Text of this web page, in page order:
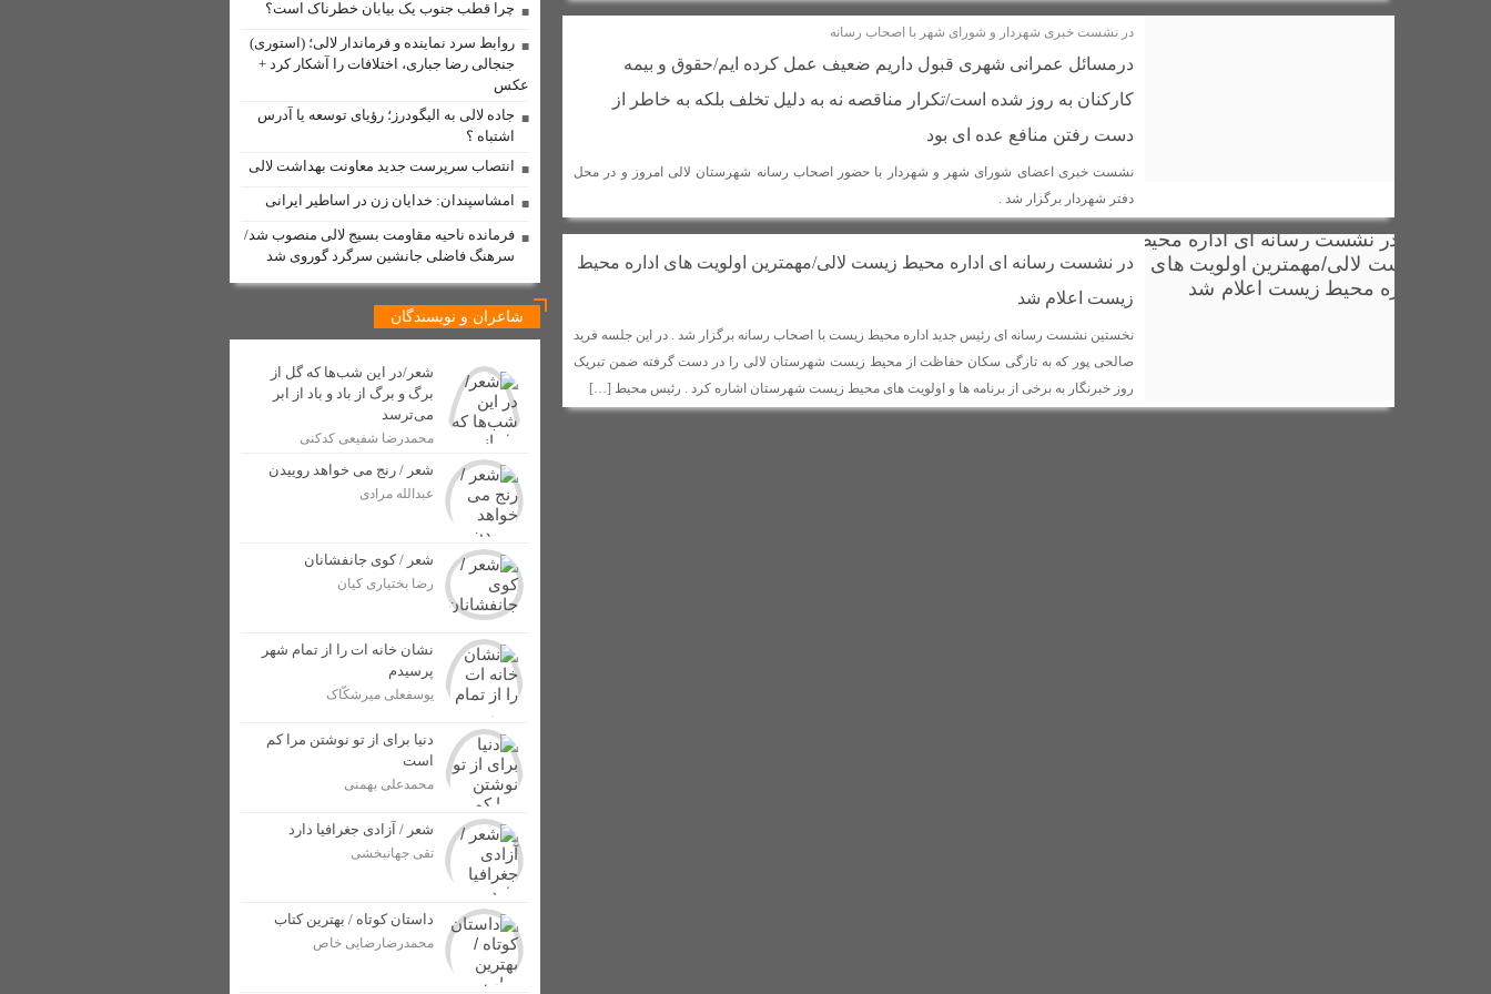
مراسم اهدای اسناد مالکیت منازل مسکونی شهروندان لالی برگزار شد پایان دهه‌ها معضل مالکیت منازل مسکونی؛ گام بزرگ برای سنددار شدن مردم لالی
رضا داوودی به عنوان مدیر جدید شرکت توزیع برق در شهرستان لالی منصوب شد /اعتراض فرماندار به انتصاب بدون هماهنگی
انتصاب فرمانده جدید نیروی انتظامی شهرستان لالی / عبدالرضا مردانی جانشین اسکندر بزرگمهری شد + تصاویر
آتش سوزی در مزارع شهرستان لالی؛ هیچ دستگاه اداری پای کار نبود + تصاویر فراخوان پانزدهمین سوگواره ملی دلنوشته‌های عاشورایی به میزبانی لالی منتشر شد
پیوند هنر و ولایت در نمایشگاه «نقش لاله‌ها» روستایی بختیاری که یک‌شبه ناپدید شد! کسب رتبه بهترین اثر جشنواره رسانه ای “روایت مقاومت” توسط خبرنگار لالی
تقدم ارث تاریخی بر حق انتفاع شخصی، نگاهی به مجوز تخریب بنگله‌های شخصی در لالی پیگیری مصوبه ستاد بحران خوزستان/لایروبی فاضلاب های شهری شهرستان لالی آغاز شد
خلیج فارس و تنگه هرمز در دست ماست/مجلس باید فعال تر و پویاتر باشد برخورد قاطع با دلالان گندم در لالی؛ تضمین امنیت غذایی با هوشمندسازی
وقتی «سرچشمه‌ها» از عطشِ فرزندانشان می‌میرند! تعطیلی سه ماهه در شان مجلس نیست/ارتباط نماینده مجلس با مردم باید بیشتر از این باشد
آیین بزرگداشت حکیم ابوالقاسم فردوسی در روستای گچ کرسا شهرستان لالی برگزار شد گیلگمش و تلاش برای جاودانگی برادران امیدوار، اولین جهانگردان ایرانی
جهان اشک می ریزد به یاد دختران زیبای ایران زمین برخورد قاطع دستگاه قضایی با هرگونه احتکار، گرانفروشی و اخلال در بازار / پلمپ چهار واحد صنفی در شهرستان لالی
کشف و امحای مزرعه کشت خشخاش در شهرستان لالی/تشکیل پرونده برای مجرمان
از دشت های لالی تا کوه های زاگرس/کنار، میوه پرطرفدار بهاری در خوزستان + عکس
اعلام آمادگی عشایر بختیاری شهرستان لالی برای دفاع از وطن در برابر دشمنان + عکس
در نشست خبری شهردار و شورای شهر با اصحاب رسانه
درمسائل عمرانی شهری قبول داریم ضعیف عمل کرده ایم/حقوق و بیمه
کارکنان به روز شده است/تکرار مناقصه نه به دلیل تخلف بلکه به خاطر از
دست رفتن منافع عده ای بود
نشست خبری اعضای شورای شهر و شهردار با حضور اصحاب رسانه شهرستان لالی امروز و در محل
دفتر شهردار برگزار شد .
در نشست رسانه ای اداره محیط زیست لالی/مهمترین اولویت های اداره محیط
زیست اعلام شد
نخستین نشست رسانه ای رئیس جدید اداره محیط زیست با اصحاب رسانه برگزار شد . در این جلسه فرید
صالحی پور که به تازگی سکان حفاظت از محیط زیست شهرستان لالی را در دست گرفته ضمن تبریک
روز خبرنگار به برخی از برنامه ها و اولویت های محیط زیست شهرستان اشاره کرد . رئیس محیط […]
چرا قطب جنوب یک بیابان خطرناک است؟
روابط سرد نماینده و فرماندار لالی؛ (استوری)
جنجالی رضا جباری، اختلافات را آشکار کرد +
عکس
جاده لالی به الیگودرز؛ رؤیای توسعه یا آدرس
اشتباه ؟
انتصاب سرپرست جدید معاونت بهداشت لالی
امشاسپندان: خدایان زن در اساطیر ایرانی
فرمانده ناحیه مقاومت بسیج لالی منصوب شد/
سرهنگ فاضلی جانشین سرگرد گوروی شد
شاعران و نویسندگان
شعر/در این شب‌ها که گل از
برگ و برگ از باد و باد از ابر
می‌ترسد
محمدرضا شفیعی کدکنی
شعر / رنج می خواهد روییدن
عبدالله مرادی
شعر / کوی جانفشانان
رضا بختیاری کیان
نشان خانه ات را از تمام شهر
پرسیدم
یوسفعلی میرشکّاک
دنیا برای از تو نوشتن مرا کم
است
محمدعلی بهمنی
شعر / آزادی جغرافیا دارد
تقی جهانبخشی
داستان کوتاه / بهترین کتاب
محمدرضارضایی خاص